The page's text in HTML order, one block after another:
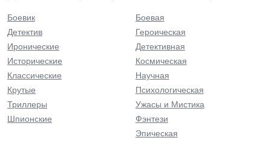
Боевик
Детектив
Иронические
Исторические
Классические
Крутые
Триллеры
Шпионские
Боевая
Героическая
Детективная
Космическая
Научная
Психологическая
Ужасы и Мистика
Фэнтези
Эпическая